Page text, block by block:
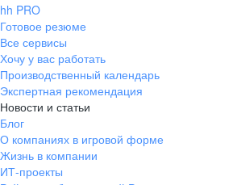
hh PRO
Готовое резюме
Все сервисы
Хочу у вас работать
Производственный календарь
Экспертная рекомендация
Новости и статьи
Блог
О компаниях в игровой форме
Жизнь в компании
ИТ-проекты